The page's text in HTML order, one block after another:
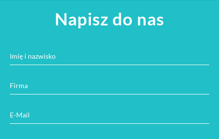
Napisz do nas
Imię i nazwisko
Firma
E-Mail